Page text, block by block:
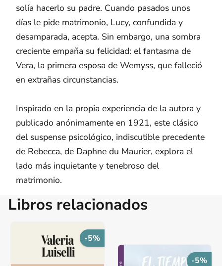
solía hacerlo su padre. Cuando pasados unos
días le pide matrimonio, Lucy, confundida y
desamparada, acepta. Sin embargo, una sombra
creciente empaña su felicidad: el fantasma de
Vera, la primera esposa de Wemyss, que falleció
en extrañas circunstancias.
Inspirado en la propia experiencia de la autora y
publicado anónimamente en 1921, este clásico
del suspense psicológico, indiscutible precedente
de Rebecca, de Daphne du Maurier, explora el
lado más inquietante y tenebroso del
matrimonio.
Libros relacionados
-5%
-5%